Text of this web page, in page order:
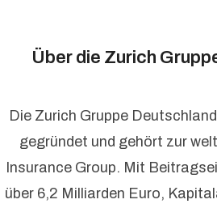
Über die Zurich
Die Zurich Gruppe
gegründet und gehört zur
Insurance Group. Mit
über 6,2 Milliarden Euro,